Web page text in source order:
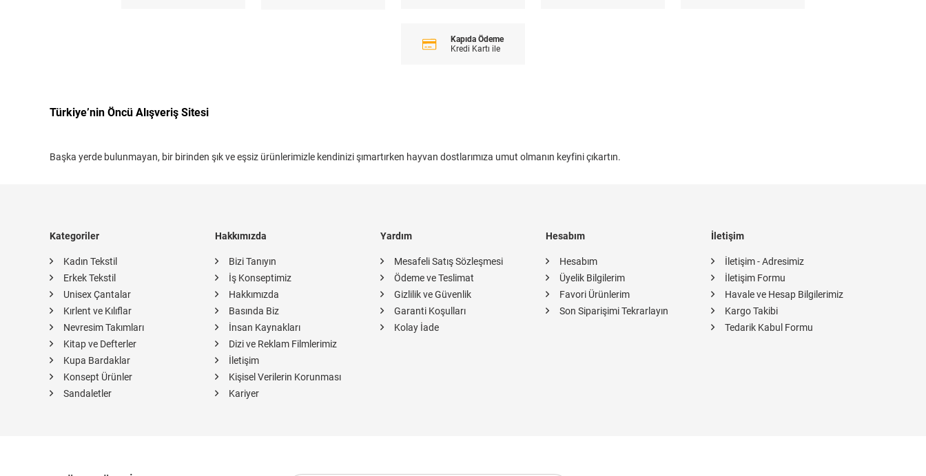
Kapıda Ödeme
Kredi Kartı ile
Türkiye’nin Öncü Alışveriş Sitesi
Başka yerde bulunmayan, bir birinden şık ve eşsiz ürünlerimizle kendinizi şımartırken hayvan dostlarımıza umut olmanın keyfini çıkartın.
Kategoriler
Kadın Tekstil
Erkek Tekstil
Unisex Çantalar
Kırlent ve Kılıflar
Nevresim Takımları
Kitap ve Defterler
Kupa Bardaklar
Konsept Ürünler
Sandaletler
Hakkımızda
Bizi Tanıyın
İş Konseptimiz
Hakkımızda
Basında Biz
İnsan Kaynakları
Dizi ve Reklam Filmlerimiz
İletişim
Kişisel Verilerin Korunması
Kariyer
Yardım
Mesafeli Satış Sözleşmesi
Ödeme ve Teslimat
Gizlilik ve Güvenlik
Garanti Koşulları
Kolay İade
Hesabım
Hesabım
Üyelik Bilgilerim
Favori Ürünlerim
Son Siparişimi Tekrarlayın
İletişim
İletişim - Adresimiz
İletişim Formu
Havale ve Hesap Bilgilerimiz
Kargo Takibi
Tedarik Kabul Formu